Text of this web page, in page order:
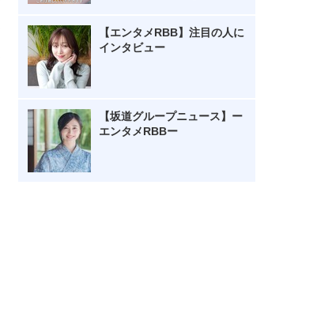
【エンタメRBB】注目の人に
インタビュー
【坂道グループニュース】ー
エンタメRBBー